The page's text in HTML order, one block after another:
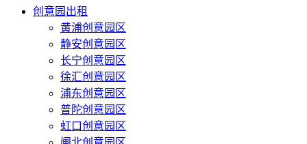
创意园出租
黄浦创意园区
静安创意园区
长宁创意园区
徐汇创意园区
浦东创意园区
普陀创意园区
虹口创意园区